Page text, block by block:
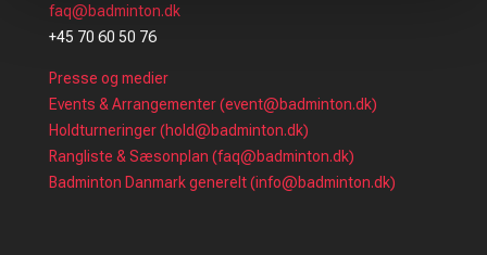
faq@badminton.dk
+45 70 60 50 76
Presse og medier
Events & Arrangementer (event@badminton.dk)
Holdturneringer (hold@badminton.dk)
Rangliste & Sæsonplan (faq@badminton.dk)
Badminton Danmark generelt (info@badminton.dk)